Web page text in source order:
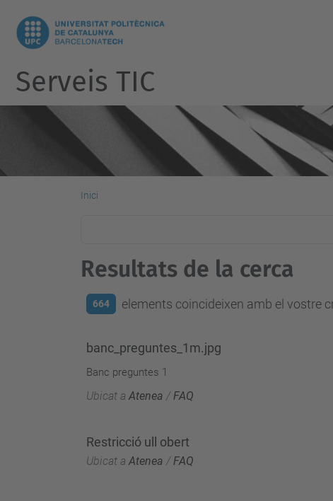
Serveis TIC
Inici
Resultats de la cerca
664 elements coincideixen amb el vostre
banc_preguntes_1m.jpg
Banc preguntes 1
Ubicat a Atenea / FAQ
Restricció ull obert
Ubicat a Atenea /FAQ